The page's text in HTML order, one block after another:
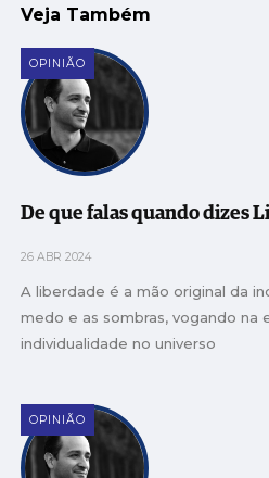
Veja Também
OPINIÃO
De que falas quando dizes
26 ABR 2024
A liberdade é a mão original da
medo e as sombras, vogando
individualidade no universo
OPINIÃO